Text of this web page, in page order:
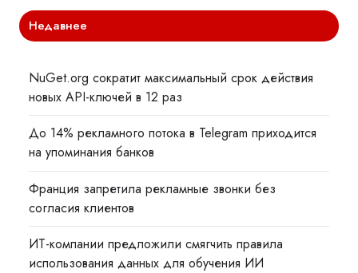
Недавнее
NuGet.org сократит максимальный срок действия
новых API-ключей в 12 раз
До 14% рекламного потока в Telegram приходится
на упоминания банков
Франция запретила рекламные звонки без
согласия клиентов
ИТ-компании предложили смягчить правила
использования данных для обучения ИИ